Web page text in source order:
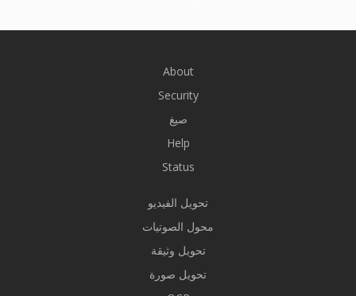
About
Security
صيغ
Help
Status
تحويل الفيديو
محول الصوتيات
تحويل وثيقة
تحويل صورة